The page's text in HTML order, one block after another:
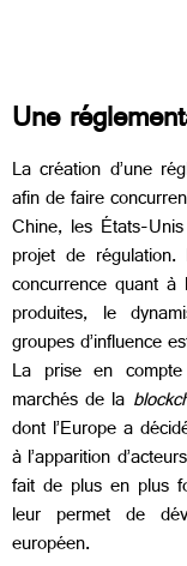
Une
La création d’une
afin de faire
Chine, les États-
projet de
concurrence quant à
produites, le
groupes d’influence
La prise en
marchés de la
dont l’Europe a
à l’apparition
fait de plus en plus
leur permet de
européen.